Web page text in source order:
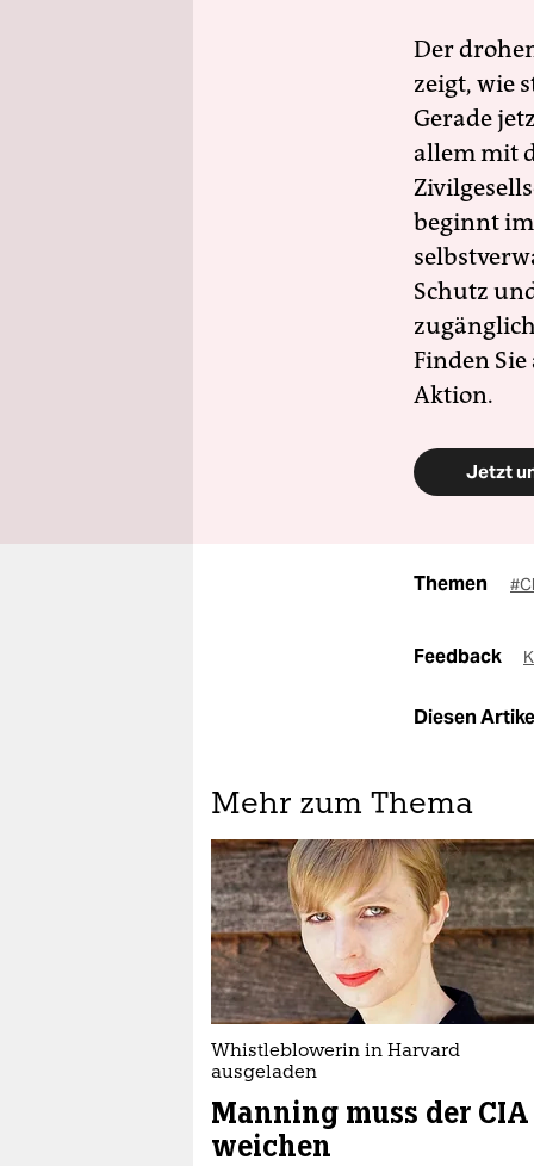
Der
zeigt, wie
Gerade
allem mit
beginnt
Schutz
Finden
Aktion.
Jetzt
Themen
Feedback
Diesen
Mehr zum Thema
Whistleblowerin in Harvard
ausgeladen
Manning muss der CIA
weichen